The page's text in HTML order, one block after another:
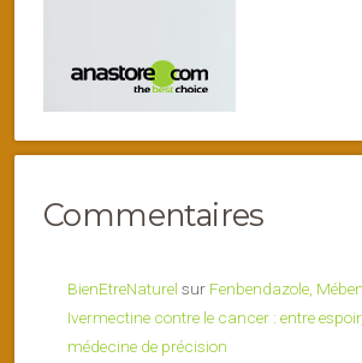
Commentaires
BienEtreNaturel sur Fenbendazole,
Ivermectine contre le cancer : entre
médecine de précision